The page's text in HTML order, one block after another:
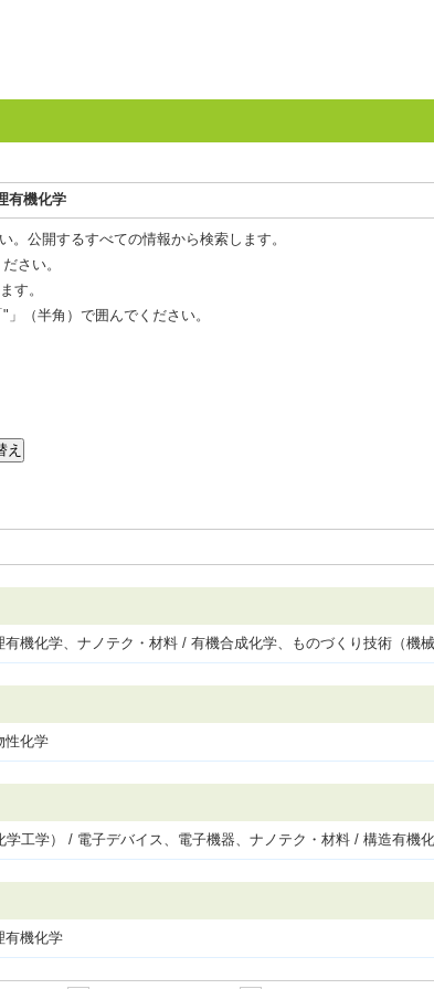
有機化学
公開するすべての情報から検索します。
さい。
す。
（半角）で囲んでください。
機化学、ナノテク・材料 / 有機合成化学、ものづくり技術（機
性化学
工学） / 電子デバイス、電子機器、ナノテク・材料 / 構造有機
有機化学